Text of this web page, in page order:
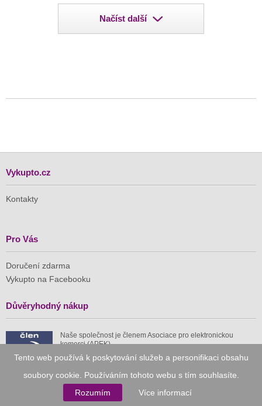
Tento web používá k poskytování služeb a personifikaci obsahu
soubory cookie. Používáním tohoto webu s tím souhlasíte.
Rozumím
Více informací
Načíst další
Vykupto.cz
Kontakty
Pro Vás
Doručení zdarma
Vykupto na Facebooku
Důvěryhodný nákup
Naše společnost je členem Asociace pro elektronickou
komerci (APEK)